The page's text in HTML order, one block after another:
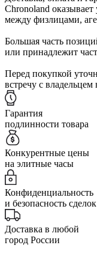
Chronoland
между физлицами,
Большая часть
или принадлежит
Перед покупкой
встречу с
Гарантия
подлинности товара
Конкурентные цены
на элитные часы
Конфиденциальность
и безопасность сделок
Доставка в любой
город России